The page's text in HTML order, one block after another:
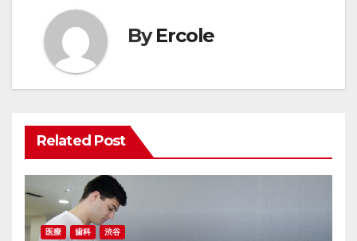
ビ
ゲ
ー
ョ
ン
ByErcole
Related Post
医療 歯科 渋谷